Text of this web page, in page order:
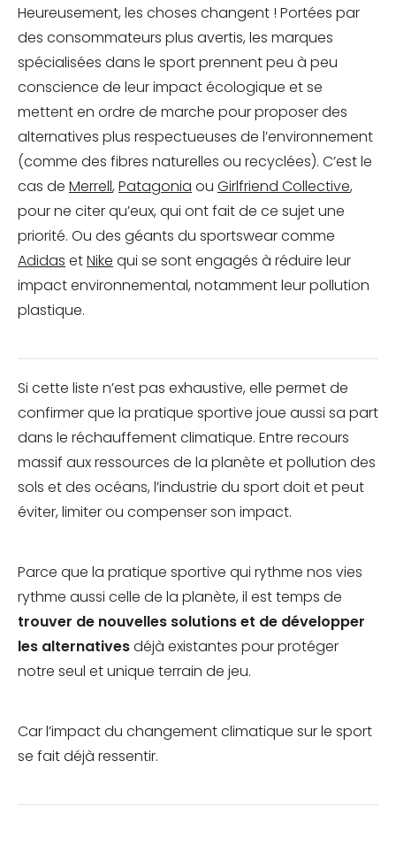
Heureusement, les choses changent ! Portées par
des consommateurs plus avertis, les marques
spécialisées dans le sport prennent peu à peu
conscience de leur impact écologique et se
mettent en ordre de marche pour proposer des
alternatives plus respectueuses de l’environnement
(comme des fibres naturelles ou recyclées). C’est le
cas de Merrell, Patagonia ou Girlfriend Collective,
pour ne citer qu’eux, qui ont fait de ce sujet une
priorité. Ou des géants du sportswear comme
Adidas etNike qui se sont engagés à réduire leur
impact environnemental, notamment leur pollution
plastique.
Si cette liste n’est pas exhaustive, elle permet de
confirmer que la pratique sportive joue aussi sa part
dans le réchauffement climatique. Entre recours
massif aux ressources de la planète et pollution des
sols et des océans, l’industrie du sport doit et peut
éviter, limiter ou compenser son impact.
Parce que la pratique sportive qui rythme nos vies
rythme aussi celle de la planète, il est temps de
trouver de nouvelles solutions et de développer
les alternativesdéjà existantes pour protéger
notre seul et unique terrain de jeu.
Car l’impact du changement climatique sur le sport
se fait déjà ressentir.